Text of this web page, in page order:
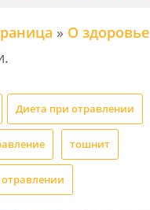
» О здоровье
Диета при отравлении
тошнит
отравлении